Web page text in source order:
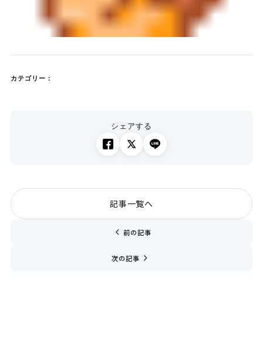
カテゴリー：
シェアする
chevron_left 前の記事
記事一覧へ
次の記事 navigate_next